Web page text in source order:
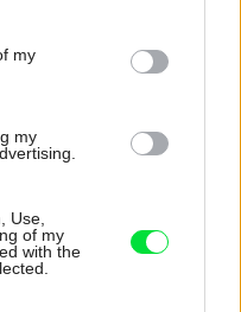
in below Google
my
my
Use,
of my
with the
môže pri netesnej
so spalinami,“
(CPV) je vlastne
vložky privádza
sa v kozube najprv
spaľovacej